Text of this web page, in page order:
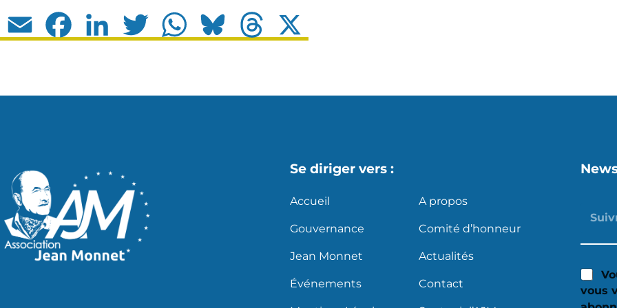
Email FacebookLinkedIn Twitter WhatsAppBluesky Threads
Se diriger vers :
Accueil A propos
Gouvernance Comité d’honneur
Jean Monnet Actualités
Événements Contact
vous